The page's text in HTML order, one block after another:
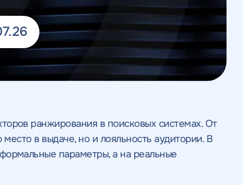
ранжирования в поисковых системах. От
в выдаче, но и лояльность аудитории. В
параметры, а на реальные